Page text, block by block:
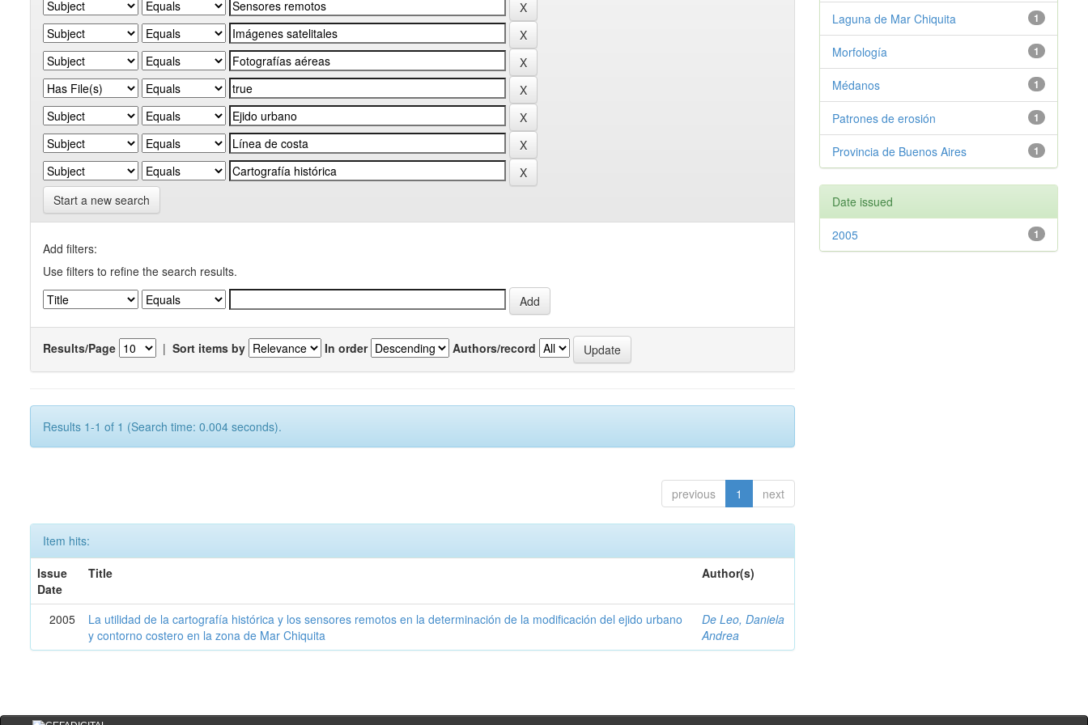
Start a new search
Add filters:
Use filters to refine the search results.
Results/Page | Sort items by In order Authors/record
Results 1-1 of 1 (Search time: 0.004 seconds).
previous 1 next
Item hits:
Issue
Date
Title Author(s)
2005
La utilidad de la cartografía histórica y los sensores remotos en la determinación de la modificación del ejido urbano
y contorno costero en la zona de Mar Chiquita
De Leo, Daniela
Andrea
1
Laguna de Mar Chiquita
1
Morfología
1
Médanos
1
Patrones de erosión
1
Provincia de Buenos Aires
Date issued
1
2005